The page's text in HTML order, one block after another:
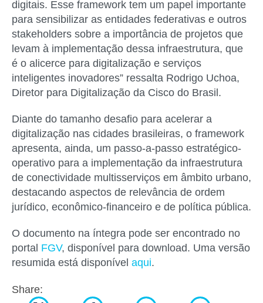
digitais. Esse framework tem um papel importante
para sensibilizar as entidades federativas e outros
stakeholders sobre a importância de projetos que
levam à implementação dessa infraestrutura, que
é o alicerce para digitalização e serviços
inteligentes inovadores” ressalta Rodrigo Uchoa,
Diretor para Digitalização da Cisco do Brasil.
Diante do tamanho desafio para acelerar a
digitalização nas cidades brasileiras, o framework
apresenta, ainda, um passo-a-passo estratégico-
operativo para a implementação da infraestrutura
de conectividade multisserviços em âmbito urbano,
destacando aspectos de relevância de ordem
jurídico, econômico-financeiro e de política pública.
O documento na íntegra pode ser encontrado no
portal FGV, disponível para download. Uma versão
resumida está disponível aqui.
Share: